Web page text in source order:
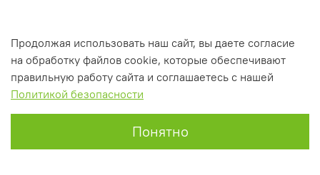
Информация
Продолжая использовать наш сайт, вы даете согласие
на обработку файлов cookie, которые обеспечивают
правильную работу сайта и соглашаетесь с нашей
Политикой безопасности
Понятно